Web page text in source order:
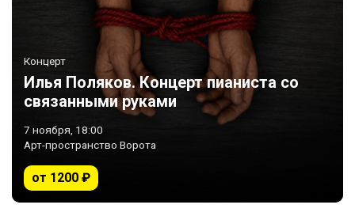
Концерт
Илья Поляков. Концерт пианиста со
связанными руками
7 ноября, 18:00
Арт-пространство Ворота
от 1200 ₽